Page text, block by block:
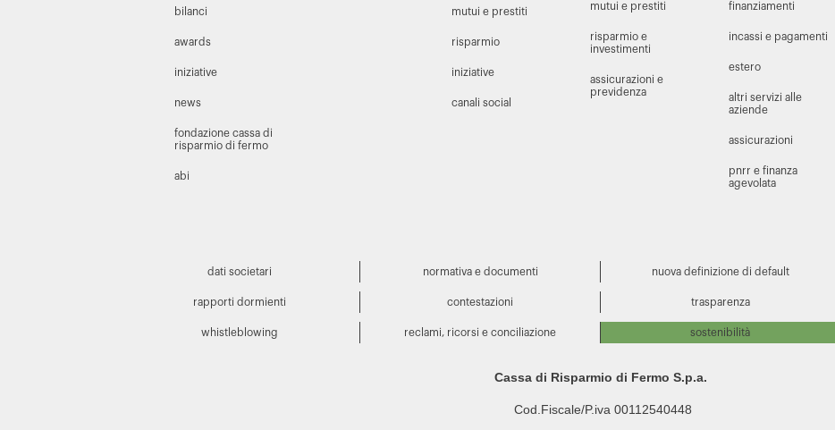
bilanci
awards
iniziative
news
fondazione cassa di
risparmio di fermo
abi
mutui e prestiti
risparmio
iniziative
canali social
mutui e prestiti
risparmio e
investimenti
assicurazioni e
previdenza
finanziamenti
incassi e pagamenti
estero
altri servizi alle
aziende
assicurazioni
pnrr e finanza
agevolata
dati societari normativa e documenti nuova definizione di default
rapporti dormienti contestazioni trasparenza
whistleblowing reclami, ricorsi e conciliazione sostenibilità
Cassa di Risparmio di Fermo S.p.a.
Cod.Fiscale/P.iva 00112540448